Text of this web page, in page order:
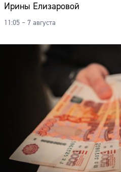
Ирины Елизаровой
11:05 – 7 августа